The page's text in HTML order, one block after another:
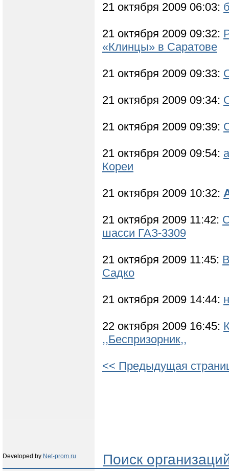
21 октября 2009 06:03:
21 октября 2009 09:32:
«Клинцы» в Саратове
21 октября 2009 09:33:
21 октября 2009 09:34:
21 октября 2009 09:39:
21 октября 2009 09:54:
Кореи
21 октября 2009 10:32:
21 октября 2009 11:42:
шасси ГАЗ-3309
21 октября 2009 11:45:
Садко
21 октября 2009 14:44:
22 октября 2009 16:45:
,,Беспризорник,,
<< Предыдущая
Developed by Net-prom.ru Поиск